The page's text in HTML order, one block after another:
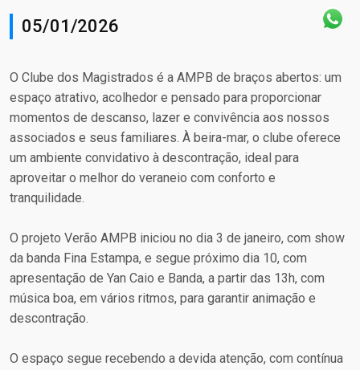
05/01/2026
O Clube dos Magistrados é a AMPB de braços abertos: um
espaço atrativo, acolhedor e pensado para proporcionar
momentos de descanso, lazer e convivência aos nossos
associados e seus familiares. À beira-mar, o clube oferece
um ambiente convidativo à descontração, ideal para
aproveitar o melhor do veraneio com conforto e
tranquilidade.
O projeto Verão AMPB iniciou no dia 3 de janeiro, com show
da banda Fina Estampa, e segue próximo dia 10, com
apresentação de Yan Caio e Banda, a partir das 13h, com
música boa, em vários ritmos, para garantir animação e
descontração.
O espaço segue recebendo a devida atenção, com contínua